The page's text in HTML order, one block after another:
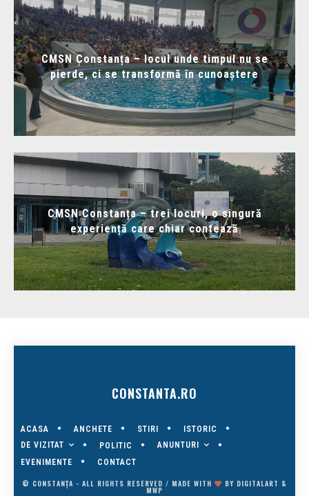
CMSN Constanța – locul unde timpul nu se
pierde, ci se transformă în cunoaștere
CMSN Constanța – trei locuri, o singură
experiență care chiar contează
CONSTANTA.RO
ACASA ANCHETE STIRI
ISTORIC
DE VIZITAT
POLITIC
ANUNTURI
EVENIMENTE
CONTACT
© CONSTANȚA - ALL RIGHTS RESERVED / MADE WITH BY DIGITALART &
MWP